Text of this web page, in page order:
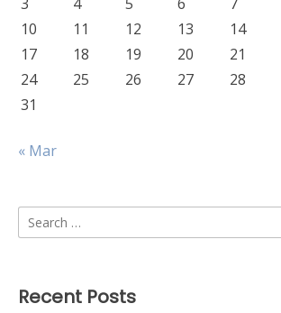
10
11 12 13 14
17
18 19 20 21
24
25 26 27 28
31
« Mar
Search
for:
Recent Posts